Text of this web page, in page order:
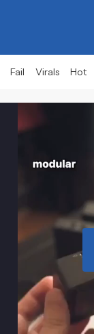
Fail Virals Hot